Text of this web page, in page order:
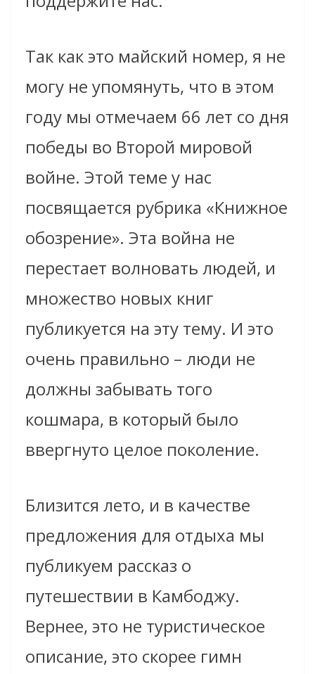
Так как это майский номер, я не
могу не упомянуть, что в этом
году мы отмечаем 66 лет со дня
победы во Второй мировой
войне. Этой теме у нас
посвящается рубрика «Книжное
обозрение». Эта война не
перестает волновать людей, и
множество новых книг
публикуется на эту тему. И это
очень правильно – люди не
должны забывать того
кошмара, в который было
ввергнуто целое поколение.
Близится лето, и в качестве
предложения для отдыха мы
публикуем рассказ о
путешествии в Камбоджу.
Вернее, это не туристическое
описание, это скорее гимн